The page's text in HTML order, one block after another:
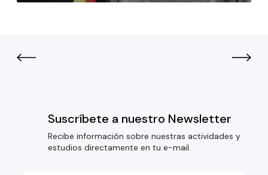
Suscríbete a nuestro Newsletter
Recibe información sobre nuestras actividades y
estudios directamente en tu e-mail.